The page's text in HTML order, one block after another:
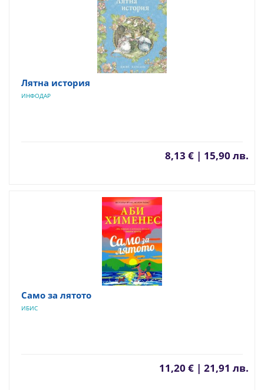
Лятна история
ИНФОДАР
8,13 € | 15,90 лв.
Само за лятото
ИБИС
11,20 € | 21,91 лв.